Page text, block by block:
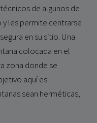
de algunos de
les permite centrarse
en su sitio. Una
colocada en el
zona donde se
aquí es
sean herméticas,